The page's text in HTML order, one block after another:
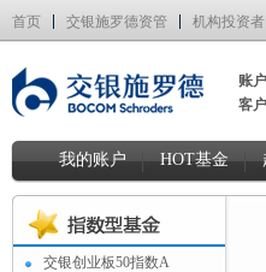
首页 交银施罗德资管 机构投资者
账
客
我的账户 HOT基金
交银创业板50指数A